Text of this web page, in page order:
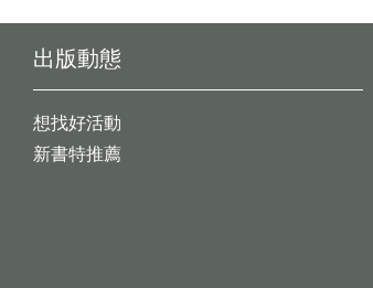
出版動態
想找好活動
新書特推薦